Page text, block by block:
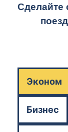
Сделайте
Эконом
Бизнес